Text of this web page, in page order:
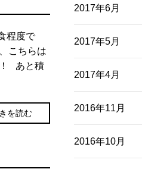
程度で
こちらは
！ あと積
を読む
2017年6月
2017年5月
2017年4月
2016年11月
2016年10月